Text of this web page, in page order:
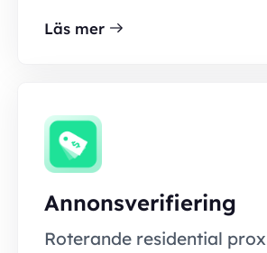
Läs mer
Annonsverifiering
Roterande residential